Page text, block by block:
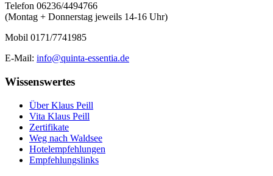
Telefon 06236/4494766
(Montag + Donnerstag jeweils 14-16 Uhr)
Mobil 0171/7741985
E-Mail: info@quinta-essentia.de
Wissenswertes
Über Klaus Peill
Vita Klaus Peill
Zertifikate
Weg nach Waldsee
Hotelempfehlungen
Empfehlungslinks